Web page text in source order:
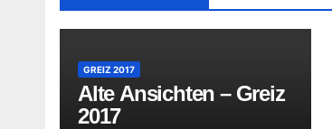
GREIZ 2017
Alte Ansichten – Greiz
2017